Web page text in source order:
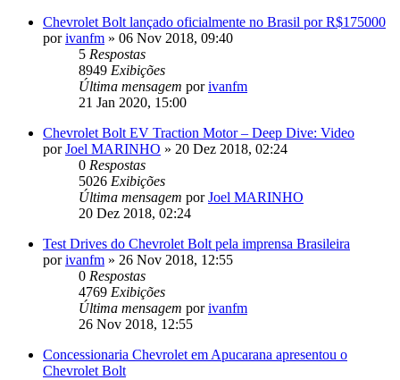
Chevrolet Bolt lançado oficialmente no Brasil por R$175000
porivanfm » 06 Nov 2018, 09:40
5 Respostas
8949 Exibições
Última mensagem porivanfm
21 Jan 2020, 15:00
Chevrolet Bolt EV Traction Motor – Deep Dive: Video
porJoel MARINHO » 20 Dez 2018, 02:24
0 Respostas
5026 Exibições
Última mensagem porJoel MARINHO
20 Dez 2018, 02:24
Test Drives do Chevrolet Bolt pela imprensa Brasileira
porivanfm » 26 Nov 2018, 12:55
0 Respostas
4769 Exibições
Última mensagem porivanfm
26 Nov 2018, 12:55
Concessionaria Chevrolet em Apucarana apresentou o
Chevrolet Bolt